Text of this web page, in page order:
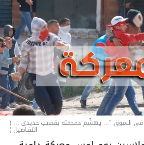
في السوق "... يهشّم جمجمته بقضيب حديدي ... (
التفـاصيل )